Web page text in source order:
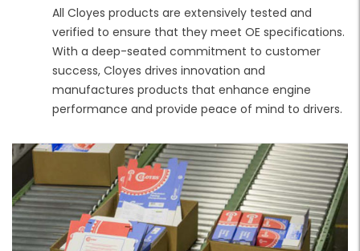
All Cloyes products are extensively tested and
verified to ensure that they meet OE specifications.
With a deep-seated commitment to customer
success, Cloyes drives innovation and
manufactures products that enhance engine
performance and provide peace of mind to drivers.